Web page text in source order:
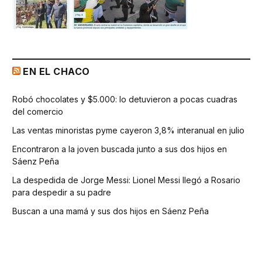
EN EL CHACO
Robó chocolates y $5.000: lo detuvieron a pocas cuadras
del comercio
Las ventas minoristas pyme cayeron 3,8% interanual en julio
Encontraron a la joven buscada junto a sus dos hijos en
Sáenz Peña
La despedida de Jorge Messi: Lionel Messi llegó a Rosario
para despedir a su padre
Buscan a una mamá y sus dos hijos en Sáenz Peña